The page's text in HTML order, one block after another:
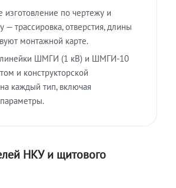
изготовление по чертежу и
— трассировка, отверстия, длины
монтажной карте.
ШМГИ (1 кВ) и ШМГИ-10
и конструкторской
каждый тип, включая
НКУ и щитового